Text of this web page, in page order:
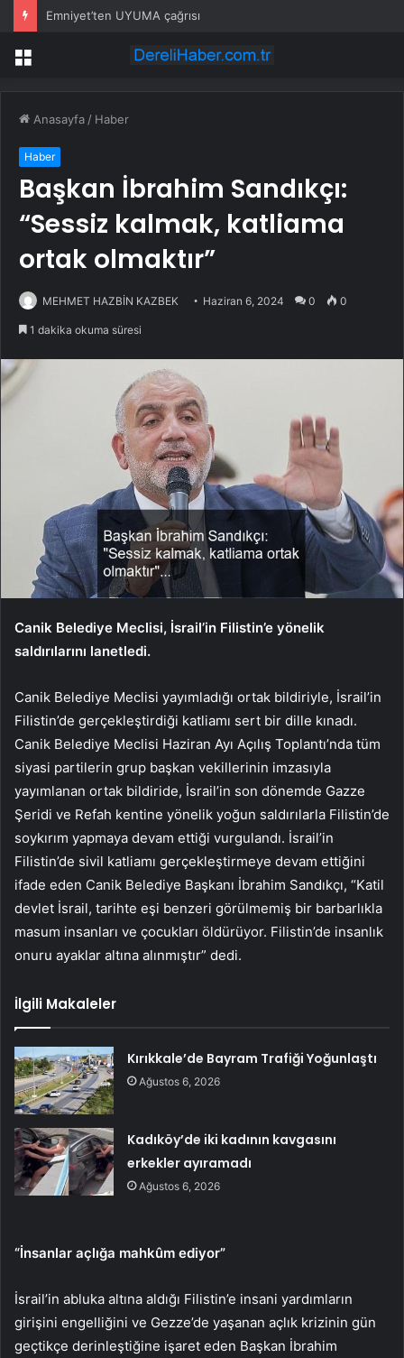
Emniyet’ten UYUMA çağrısı
Menü
Anasayfa / Haber
Haber
Başkan İbrahim Sandıkçı:
“Sessiz kalmak, katliama
ortak olmaktır”
MEHMET HAZBİN KAZBEK Haziran 6, 2024 0 0
1 dakika okuma süresi
Canik Belediye Meclisi, İsrail’in Filistin’e yönelik
saldırılarını lanetledi.
Canik Belediye Meclisi yayımladığı ortak bildiriyle, İsrail’in
Filistin’de gerçekleştirdiği katliamı sert bir dille kınadı.
Canik Belediye Meclisi Haziran Ayı Açılış Toplantı’nda tüm
siyasi partilerin grup başkan vekillerinin imzasıyla
yayımlanan ortak bildiride, İsrail’in son dönemde Gazze
Şeridi ve Refah kentine yönelik yoğun saldırılarla Filistin’de
soykırım yapmaya devam ettiği vurgulandı. İsrail’in
Filistin’de sivil katliamı gerçekleştirmeye devam ettiğini
ifade eden Canik Belediye Başkanı İbrahim Sandıkçı, “Katil
devlet İsrail, tarihte eşi benzeri görülmemiş bir barbarlıkla
masum insanları ve çocukları öldürüyor. Filistin’de insanlık
onuru ayaklar altına alınmıştır” dedi.
İlgili Makaleler
Kırıkkale’de Bayram Trafiği Yoğunlaştı
Ağustos 6, 2026
Kadıköy’de iki kadının kavgasını
erkekler ayıramadı
Ağustos 6, 2026
“İnsanlar açlığa mahkûm ediyor”
İsrail’in abluka altına aldığı Filistin’e insani yardımların
girişini engelliğini ve Gezze’de yaşanan açlık krizinin gün
geçtikçe derinleştiğine işaret eden Başkan İbrahim